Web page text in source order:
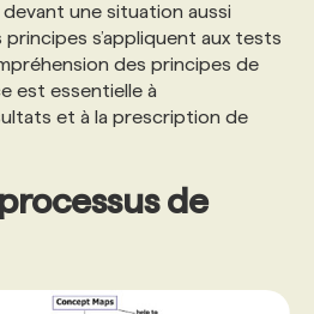
une situation aussi
s’appliquent aux tests
des principes de
est essentielle à
et à la prescription de
de